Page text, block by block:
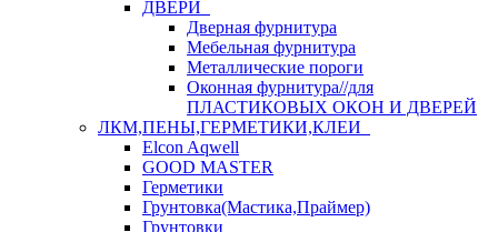
ДВЕРИ
Дверная фурнитура
Мебельная фурнитура
Металлические пороги
Оконная фурнитура//для
ПЛАСТИКОВЫХ ОКОН И ДВЕРЕЙ
ЛКМ,ПЕНЫ,ГЕРМЕТИКИ,КЛЕИ
Elcon Aqwell
GOOD MASTER
Герметики
Грунтовка(Мастика,Праймер)
Грунтовки